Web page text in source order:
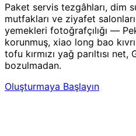
Paket servis tezgâhları, dim
mutfakları ve ziyafet
yemekleri fotoğrafçılığı —
korunmuş, xiao long bao
tofu kırmızı yağ parıltısı net,
bozulmadan.
Oluşturmaya Başlayın